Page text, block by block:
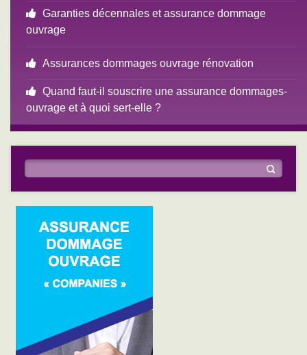
Garanties décennales et assurance dommage
ouvrage
Assurances dommages ouvrage rénovation
Quand faut-il souscrire une assurance dommages-
ouvrage et à quoi sert-elle ?